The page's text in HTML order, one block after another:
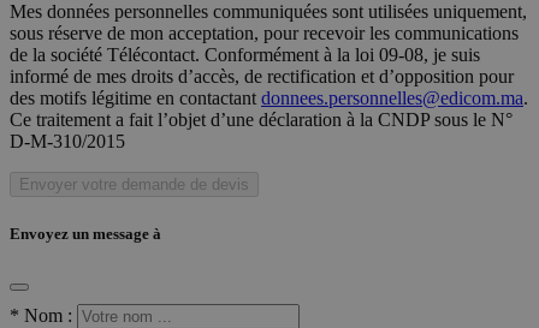
Mes données personnelles communiquées sont utilisées uniquement,
sous réserve de mon acceptation, pour recevoir les communications
de la société Télécontact. Conformément à la loi 09-08, je suis
informé de mes droits d’accès, de rectification et d’opposition pour
des motifs légitime en contactant donnees.personnelles@edicom.ma.
Ce traitement a fait l’objet d’une déclaration à la CNDP sous le N°
D-M-310/2015
Envoyer votre demande de devis
Envoyez un message à
* Nom :